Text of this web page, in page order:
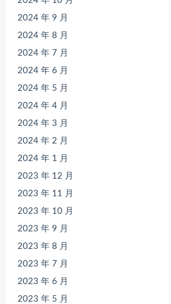
2024 年 9 月
2024 年 8 月
2024 年 7 月
2024 年 6 月
2024 年 5 月
2024 年 4 月
2024 年 3 月
2024 年 2 月
2024 年 1 月
2023 年 12 月
2023 年 11 月
2023 年 10 月
2023 年 9 月
2023 年 8 月
2023 年 7 月
2023 年 6 月
2023 年 5 月